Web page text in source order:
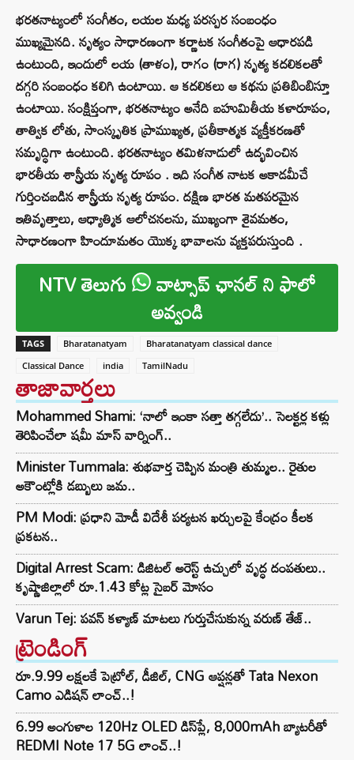
భరతనాట్యంలో సంగీతం, లయల మధ్య పరస్పర సంబంధం
ముఖ్యమైనది. నృత్యం సాధారణంగా కర్ణాటక సంగీతంపై ఆధారపడి
ఉంటుంది, ఇందులో లయ (తాళం), రాగం (రాగ) నృత్య కదలికలతో
దగ్గరి సంబంధం కలిగి ఉంటాయి. ఆ కదలికలు ఆ కథను ప్రతిబింబిస్తూ
ఉంటాయి. సంక్షిప్తంగా, భరతనాట్యం అనేది బహుమితీయ కళారూపం,
తాత్విక లోతు, సాంస్కృతిక ప్రాముఖ్యత, ప్రతీకాత్మక వ్యక్తీకరణతో
సమృద్ధిగా ఉంటుంది. భరతనాట్యం తమిళనాడులో ఉద్భవించిన
భారతీయ శాస్త్రీయ నృత్య రూపం . ఇది సంగీత నాటక అకాడమీచే
గుర్తించబడిన శాస్త్రీయ నృత్య రూపం. దక్షిణ భారత మతపరమైన
ఇతివృత్తాలు, ఆధ్యాత్మిక ఆలోచనలను, ముఖ్యంగా శైవమతం,
సాధారణంగా హిందూమతం యొక్క భావాలను వ్యక్తపరుస్తుంది .
NTV తెలుగు వాట్సాప్ ఛానల్ ని ఫాలో
అవ్వండి
TAGS Bharatanatyam
Bharatanatyam classical dance
Classical Dance
india TamilNadu
తాజావార్తలు
Mohammed Shami: ‘నాలో ఇంకా సత్తా తగ్గలేదు’.. సెలక్టర్ల కళ్లు
తెరిపించేలా షమీ మాస్ వార్నింగ్..
Minister Tummala: శుభవార్త చెప్పిన మంత్రి తుమ్మల.. రైతుల
అకౌంట్లోకి డబ్బులు జమ..
PM Modi: ప్రధాని మోడీ విదేశీ పర్యటన ఖర్చులపై కేంద్రం కీలక
ప్రకటన..
Digital Arrest Scam: డిజిటల్ అరెస్ట్ ఉచ్చులో వృద్ధ దంపతులు..
కృష్ణాజిల్లాలో రూ.1.43 కోట్ల సైబర్ మోసం
Varun Tej: పవన్ కళ్యాణ్ మాటలు గుర్తుచేసుకున్న వరుణ్ తేజ్..
ట్రెండింగ్‌
రూ.9.99 లక్షలకే పెట్రోల్, డీజిల్, CNG ఆప్షన్లతో Tata Nexon
Camo ఎడిషన్ లాంచ్..!
6.99 అంగుళాల 120Hz OLED డిస్‌ప్లే, 8,000mAh బ్యాటరీతో
REDMI Note 17 5G లాంచ్..!